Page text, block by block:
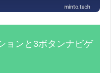
ョンと3ボタンナビゲ